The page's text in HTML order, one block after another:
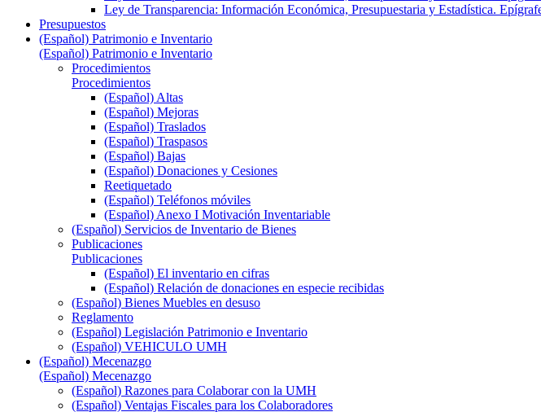
Ley de Transparencia: Información Económica, Presupuestaria y Estadística.
Presupuestos
(Español) Patrimonio e Inventario
(Español) Patrimonio e Inventario
Procedimientos
Procedimientos
(Español) Altas
(Español) Mejoras
(Español) Traslados
(Español) Traspasos
(Español) Bajas
(Español) Donaciones y Cesiones
Reetiquetado
(Español) Teléfonos móviles
(Español) Anexo I Motivación Inventariable
(Español) Servicios de Inventario de Bienes
Publicaciones
Publicaciones
(Español) El inventario en cifras
(Español) Relación de donaciones en especie recibidas
(Español) Bienes Muebles en desuso
Reglamento
(Español) Legislación Patrimonio e Inventario
(Español) VEHICULO UMH
(Español) Mecenazgo
(Español) Mecenazgo
(Español) Razones para Colaborar con la UMH
(Español) Ventajas Fiscales para los Colaboradores